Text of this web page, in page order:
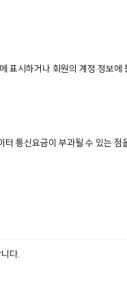
시하거나 회원의 계정 정보에
통신요금이 부과될 수 있는 점
다.